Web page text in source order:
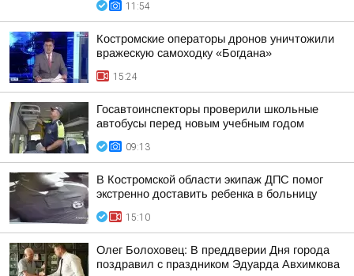
11:54
Костромские операторы дронов уничтожили
вражескую самоходку «Богдана»
15:24
Госавтоинспекторы проверили школьные
автобусы перед новым учебным годом
09:13
В Костромской области экипаж ДПС помог
экстренно доставить ребенка в больницу
15:10
Олег Болоховец: В преддверии Дня города
поздравил с праздником Эдуарда Авхимкова